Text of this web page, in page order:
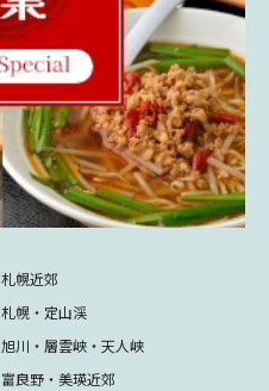
札幌近郊
札幌・定山渓
旭川・層雲峡・天人峡
富良野・美瑛近郊